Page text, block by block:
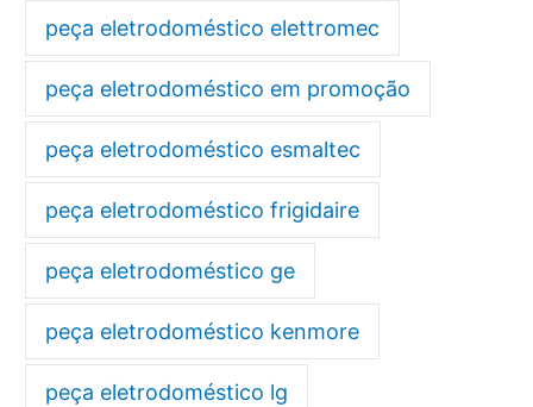
peça eletrodoméstico elettromec
peça eletrodoméstico em promoção
peça eletrodoméstico esmaltec
peça eletrodoméstico frigidaire
peça eletrodoméstico ge
peça eletrodoméstico kenmore
peça eletrodoméstico lg